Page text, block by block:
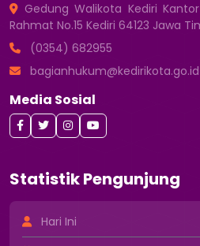
Gedung Walikota Kediri
Rahmat No.15 Kediri 64123 Jawa
(0354) 682955
bagianhukum@kedirikota.go.id
Media Sosial
Statistik Pengunjung
Hari Ini